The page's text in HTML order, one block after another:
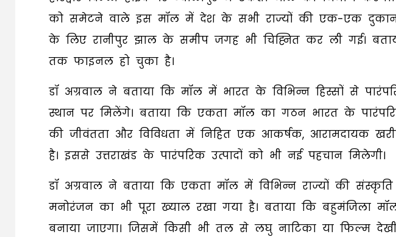
को समेटने वाले इस मॉल में देश के सभी राज्यों की एक-एक दुकान
के लिए रानीपुर झाल के समीप जगह भी चिह्नित कर ली गई।
तक फाइनल हो चुका है।
डॉ अग्रवाल ने बताया कि मॉल में भारत के विभिन्न हिस्सों से
स्थान पर मिलेंगे। बताया कि एकता मॉल का गठन भारत के
की जीवंतता और विविधता में निहित एक आकर्षक, आरामदायक
है। इससे उत्तराखंड के पारंपरिक उत्पादों को भी नई पहचान मिलेगी।
डॉ अग्रवाल ने बताया कि एकता मॉल में विभिन्न राज्यों की
मनोरंजन का भी पूरा ख्याल रखा गया है। बताया कि बहुमंजिला
बनाया जाएगा। जिसमें किसी भी तल से लघु नाटिका या फिल्म